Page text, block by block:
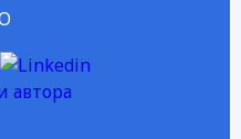
автора